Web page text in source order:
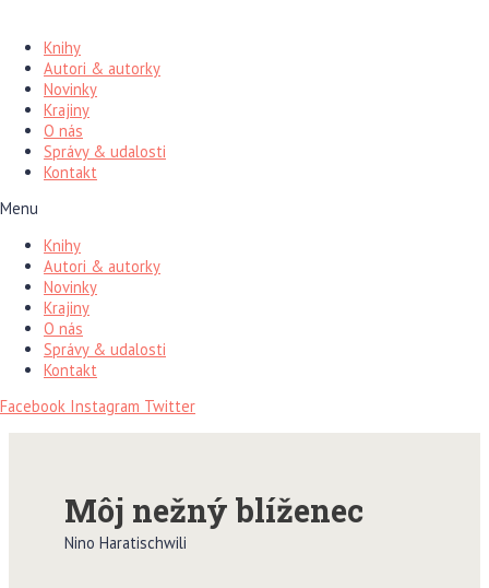
obsah
Knihy
Autori & autorky
Novinky
Krajiny
O nás
Správy & udalosti
Kontakt
Menu
Knihy
Autori & autorky
Novinky
Krajiny
O nás
Správy & udalosti
Kontakt
Facebook Instagram Twitter
Môj nežný blíženec
Nino Haratischwili